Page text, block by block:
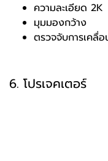
ความละเอียด 2K
มุมมองกว้าง
ตรวจจับการเคลื่อ
6. โปรเจคเตอร์